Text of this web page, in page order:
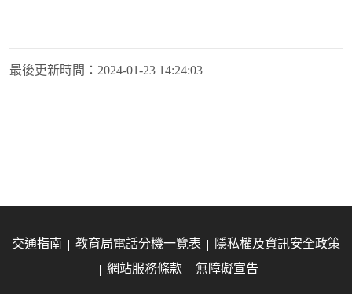
最後更新時間： 2024-01-23 14:24:03
交通指南 教育局電話分機一覽表
隱私權及資訊安全政策
網站服務條款
無障礙宣告